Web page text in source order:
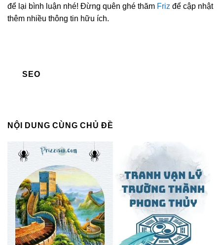
để lại bình luận nhé! Đừng quên ghé thăm Friz để cập nhật
thêm nhiều thông tin hữu ích.
SEO
NỘI DUNG CÙNG CHỦ ĐỀ